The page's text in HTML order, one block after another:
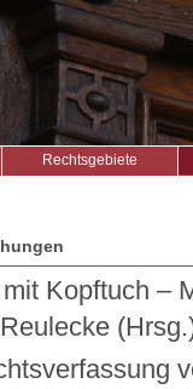
Rechtsgebiete
Kopftuch –